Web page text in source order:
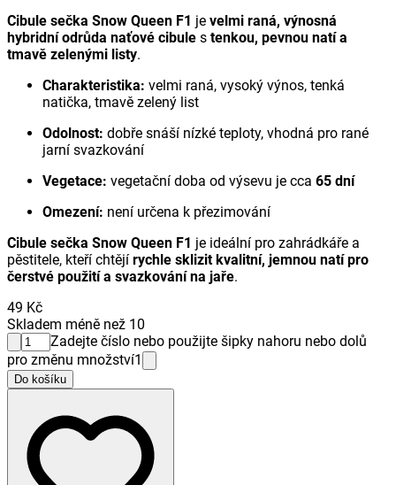
Cibule sečka Snow Queen F1 je velmi raná, výnosná
hybridní odrůda naťové cibule s tenkou, pevnou natí a
tmavě zelenými listy.
Charakteristika: velmi raná, vysoký výnos, tenká
natička, tmavě zelený list
Odolnost: dobře snáší nízké teploty, vhodná pro rané
jarní svazkování
Vegetace: vegetační doba od výsevu je cca 65 dní
Omezení: není určena k přezimování
Cibule sečka Snow Queen F1 je ideální pro zahrádkáře a
pěstitele, kteří chtějí rychle sklizit kvalitní, jemnou natí pro
čerstvé použití a svazkování na jaře.
49 Kč
Skladem méně než 10
Zadejte číslo nebo použijte šipky nahoru nebo dolů
pro změnu množství1
Do košíku